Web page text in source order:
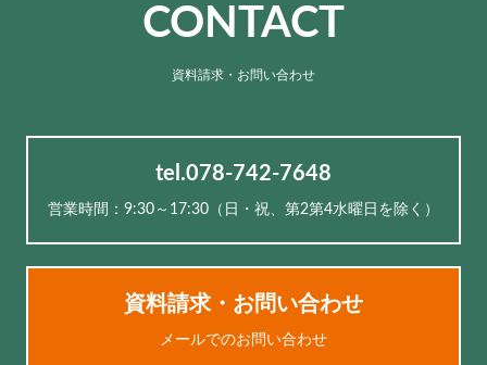
CONTACT
資料請求・お問い合わせ
tel.078-742-7648
営業時間：9:30～17:30（⽇・祝、第2第4水曜日を除く）
資料請求・お問い合わせ
メールでのお問い合わせ